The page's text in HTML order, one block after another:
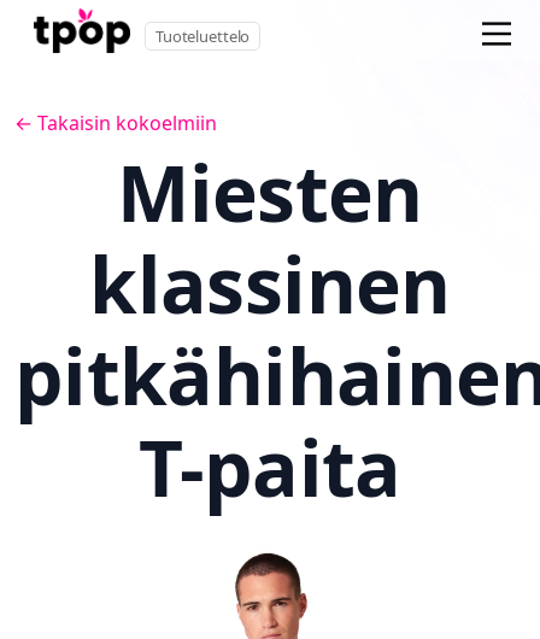
Tuoteluettelo
← Takaisin kokoelmiin
Miesten
klassinen
T-paita